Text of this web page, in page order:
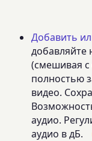
Добавить
добавляйте
(смешивая
полностью
видео.
аудио.
аудио в дБ.